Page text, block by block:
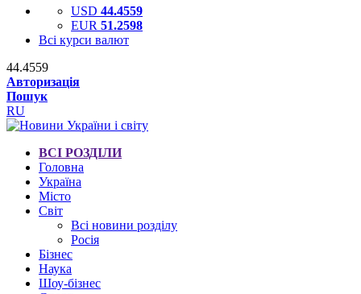
USD 44.4559
EUR 51.2598
Всі курси валют
44.4559
Авторизація
Пошук
RU
ВСІ РОЗДІЛИ
Головна
Україна
Місто
Світ
Всі новини розділу
Росія
Бізнес
Наука
Шоу-бізнес